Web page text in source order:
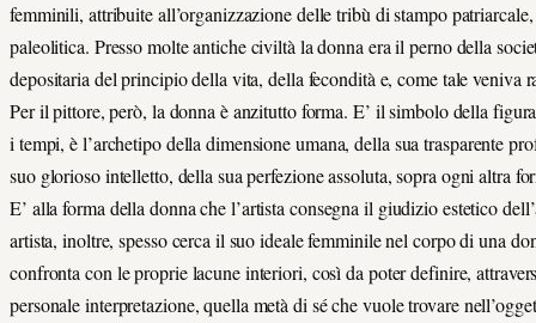
femminili, attribuite all’organizzazione delle tribù di stampo patriarcale,
paleolitica. Presso molte antiche civiltà la donna era il perno della
depositaria del principio della vita, della fecondità e, come tale veniva
Per il pittore, però, la donna è anzitutto forma. E’ il simbolo della
i tempi, è l’archetipo della dimensione umana, della sua trasparente
suo glorioso intelletto, della sua perfezione assoluta, sopra ogni altra
E’ alla forma della donna che l’artista consegna il giudizio estetico
artista, inoltre, spesso cerca il suo ideale femminile nel corpo di una
confronta con le proprie lacune interiori, così da poter definire,
personale interpretazione, quella metà di sé che vuole trovare